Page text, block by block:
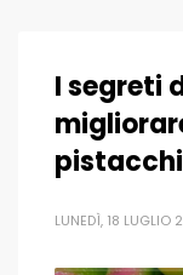
I segreti
LUNEDÌ, 18 LUGLIO